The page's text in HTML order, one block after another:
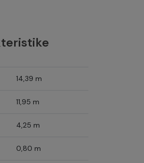
14,39 m
11,95 m
4,25 m
0,80 m